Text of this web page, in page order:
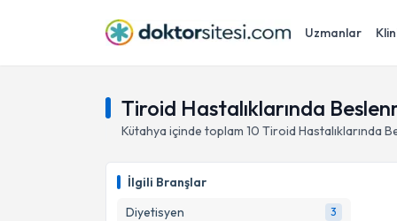
Uzmanlar
Tiroid Hastalıklarında
Kütahya içinde toplam 10 Tiroid Hastalıklarında
İlgili Branşlar
Diyetisyen
3